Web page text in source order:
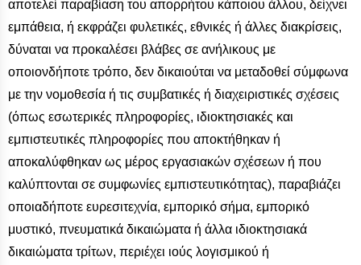
αποτελεί παραβίαση του απορρήτου κάποιου άλλου, δείχνει
εμπάθεια, ή εκφράζει φυλετικές, εθνικές ή άλλες διακρίσεις,
δύναται να προκαλέσει βλάβες σε ανήλικους με
οποιονδήποτε τρόπο, δεν δικαιούται να μεταδοθεί σύμφωνα
με την νομοθεσία ή τις συμβατικές ή διαχειριστικές σχέσεις
(όπως εσωτερικές πληροφορίες, ιδιοκτησιακές και
εμπιστευτικές πληροφορίες που αποκτήθηκαν ή
αποκαλύφθηκαν ως μέρος εργασιακών σχέσεων ή που
καλύπτονται σε συμφωνίες εμπιστευτικότητας), παραβιάζει
οποιαδήποτε ευρεσιτεχνία, εμπορικό σήμα, εμπορικό
μυστικό, πνευματικά δικαιώματα ή άλλα ιδιοκτησιακά
δικαιώματα τρίτων, περιέχει ιούς λογισμικού ή